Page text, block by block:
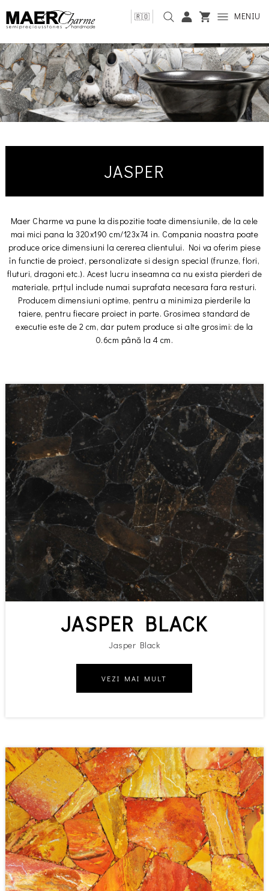
🇷🇴 MENIU
JASPER
Maer Charme va pune la dispozitie toate dimensiunile, de la cele
mai mici pana la 320x190 cm/123x74 in. Compania noastra poate
produce orice dimensiuni la cererea clientului. Noi va oferim piese
în functie de proiect, personalizate si design special (frunze, flori,
fluturi, dragoni etc.). Acest lucru inseamna ca nu exista pierderi de
materiale, prtțul include numai suprafata necesara fara resturi.
Producem dimensiuni optime, pentru a minimiza pierderile la
taiere, pentru fiecare proiect in parte. Grosimea standard de
executie este de 2 cm, dar putem produce si alte grosimi: de la
0.6cm până la 4 cm.
JASPER BLACK
Jasper Black
VEZI MAI MULT